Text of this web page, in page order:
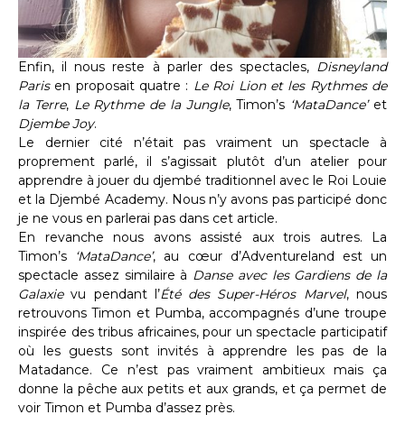
Enfin, il nous reste à parler des spectacles, Disneyland
Parisen proposait quatre : Le Roi Lion et les Rythmes de
la Terre, Le Rythme de la Jungle, Timon’s ‘MataDance’ et
Djembe Joy.
Le dernier cité n’était pas vraiment un spectacle à
proprement parlé, il s’agissait plutôt d’un atelier pour
apprendre à jouer du djembé traditionnel avec le Roi Louie
et la Djembé Academy. Nous n’y avons pas participé donc
je ne vous en parlerai pas dans cet article.
En revanche nous avons assisté aux trois autres. La
Timon’s
‘MataDance’, au cœur d’Adventureland est un
spectacle assez similaire à Danse avec les Gardiens de la
Galaxievu pendant l’Été des Super-Héros Marvel, nous
retrouvons Timon et Pumba, accompagnés d’une troupe
inspirée des tribus africaines, pour un spectacle participatif
où les guests sont invités à apprendre les pas de la
Matadance. Ce n’est pas vraiment ambitieux mais ça
donne la pêche aux petits et aux grands, et ça permet de
voir Timon et Pumba d’assez près.